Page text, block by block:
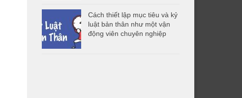
Cách thiết lập mục tiêu và kỷ
luật bản thân như một vận
động viên chuyên nghiệp